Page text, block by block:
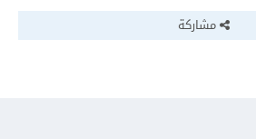
مشاركة